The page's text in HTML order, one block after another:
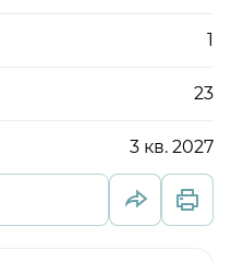
1
23
3 кв. 2027